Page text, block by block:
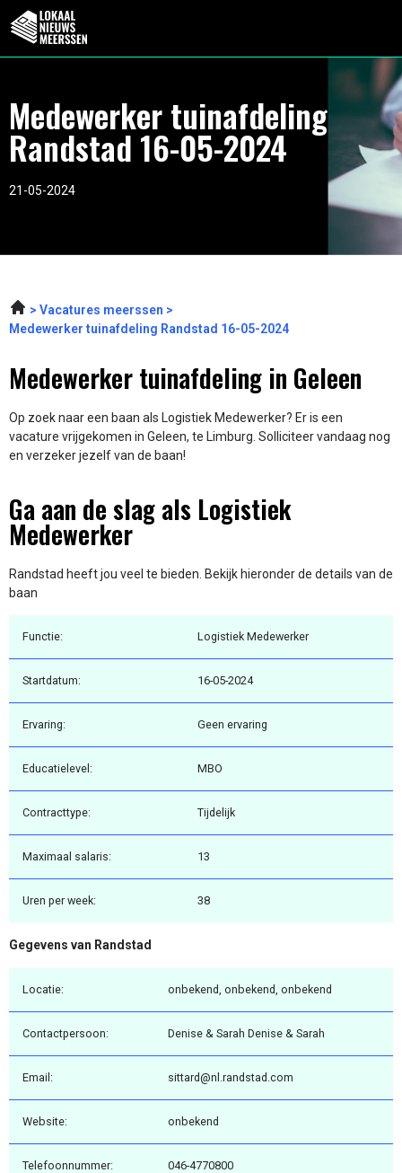
Medewerker tuinafdeling
Randstad 16-05-2024
21-05-2024
Vacatures meerssen
Medewerker tuinafdeling Randstad 16-05-2024
Medewerker tuinafdeling in Geleen
Op zoek naar een baan als Logistiek Medewerker? Er is een
vacature vrijgekomen in Geleen, te Limburg. Solliciteer vandaag nog
en verzeker jezelf van de baan!
Ga aan de slag als Logistiek
Medewerker
Randstad heeft jou veel te bieden. Bekijk hieronder de details van de
baan
Functie: Logistiek Medewerker
Startdatum: 16-05-2024
Ervaring: Geen ervaring
Educatielevel: MBO
Contracttype: Tijdelijk
Maximaal salaris: 13
Uren per week: 38
Gegevens van Randstad
Locatie: onbekend, onbekend, onbekend
Contactpersoon: Denise & Sarah Denise & Sarah
Email: sittard@nl.randstad.com
Website: onbekend
Telefoonnummer: 046-4770800